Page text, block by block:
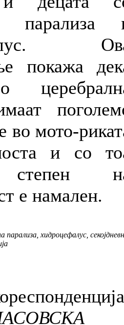
парализа
покажа
во мото-
и со
степен
е намален.
парализа, хидроцефалус,